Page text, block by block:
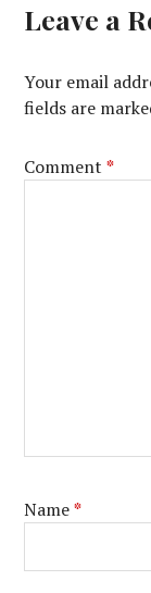
Leave a
Your email
fields are
Comment*
Name*